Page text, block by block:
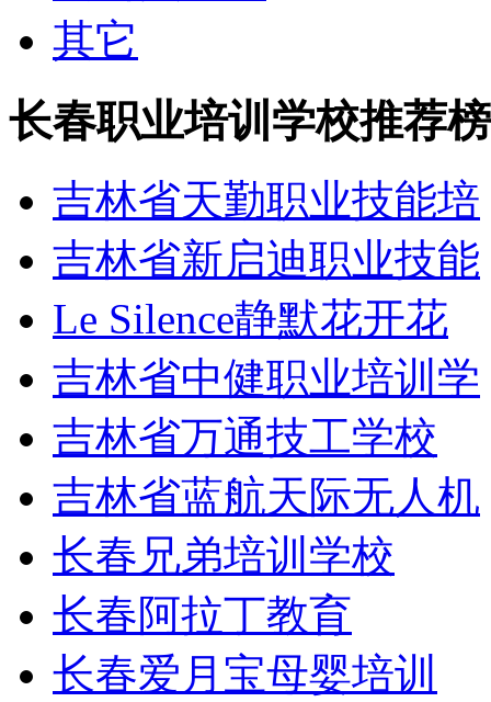
其它
长春职业培训学校推荐榜
吉林省天勤职业技能培
吉林省新启迪职业技能
Le Silence静默花开花
吉林省中健职业培训学
吉林省万通技工学校
吉林省蓝航天际无人机
长春兄弟培训学校
长春阿拉丁教育
长春爱月宝母婴培训